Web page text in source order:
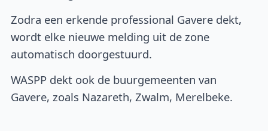
Zodra een erkende professional Gavere dekt,
wordt elke nieuwe melding uit de zone
automatisch doorgestuurd.
WASPP dekt ook de buurgemeenten van
Gavere, zoals Nazareth, Zwalm, Merelbeke.